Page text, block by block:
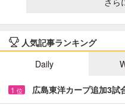
人気記事ランキング
Daily
1 位 広島東洋カープ追加3